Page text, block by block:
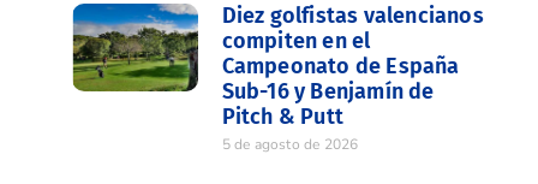
Diez golfistas valencianos
compiten en el
Campeonato de España
Sub-16 y Benjamín de
Pitch & Putt
5 de agosto de 2026